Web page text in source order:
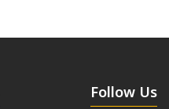
Follow Us